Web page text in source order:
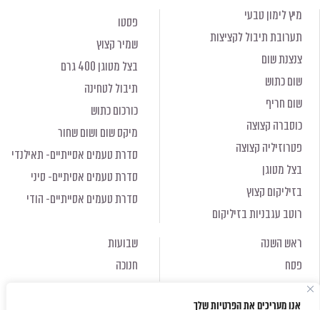
אנו מעריכים את הפרטיות שלך
מיץ לימון טבעי
תערובת תיבול לקציצות
צנצנת שום
שום כתוש
שום חריף
כוסברה קצוצה
פטרוזיליה קצוצה
בצל מטוגן
בזיליקום קצוץ
רוטב עגבניות בזיליקום
פסטו
שמיר קצוץ
בצל מטוגן 400 גרם
תיבול לטחינה
כורכום כתוש
מיקס שום ושום שחור
סדרת טעמים אסייתיים- תאילנדי
סדרת טעמים אסיתיים- סיני
סדרת טעמים אסייתיים- הודי
ראש השנה
פסח
שבועות
חנוכה
ראש השנה